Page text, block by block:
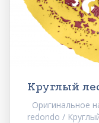
Круглый
Оригинальное
redondo /